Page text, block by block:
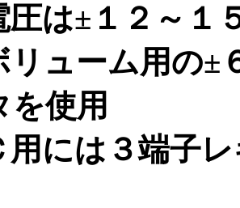
は±１２～１
ューム用の±
を使用
には３端子レ